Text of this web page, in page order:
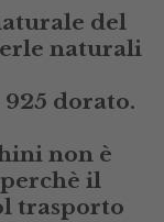
del
naturali
dorato.
non è
il
trasporto